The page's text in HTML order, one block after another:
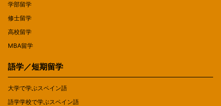
学部留学
修士留学
高校留学
MBA留学
語学／短期留学
大学で学ぶスペイン語
語学学校で学ぶスペイン語